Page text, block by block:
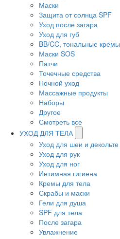
Маски
Защита от солнца SPF
Уход после загара
Уход для губ
BB/CC, тональные кремы
Маски SOS
Патчи
Точечные средства
Ночной уход
Массажные продукты
Наборы
Другое
Смотреть все
УХОД ДЛЯ ТЕЛА
Уход для шеи и декольте
Уход для рук
Уход для ног
Интимная гигиена
Кремы для тела
Скрабы и маски
Гели для душа
SPF для тела
После загара
Увлажнение